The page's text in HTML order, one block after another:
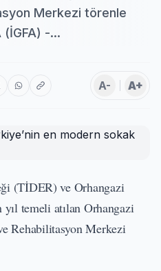
Merkezi törenle
(İGFA) -...
A- A+
(TİDER) ve Orhangazi
temeli atılan Orhangazi
Rehabilitasyon Merkezi